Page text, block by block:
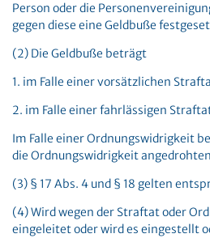
Person oder die
gegen diese eine Geldbuße
(2) Die Geldbuße beträgt
1. im Falle einer vorsätzlichen
2. im Falle einer fahrlässigen
Im Falle einer Ordnungswidrigkeit
die Ordnungswidrigkeit
(3) § 17 Abs. 4 und § 18 gelten
(4) Wird wegen der Straftat oder
eingeleitet oder wird es eingestellt